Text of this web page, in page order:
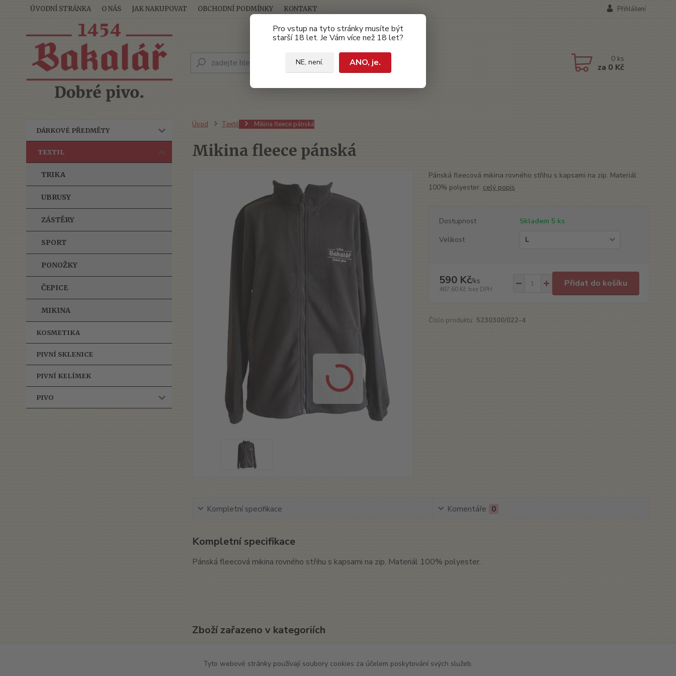
Pro vstup na tyto stránky musíte být
starší 18 let. Je Vám více než 18 let?
NE, není. ANO, je.
ÚVODNÍ STRÁNKA O NÁS JAK NAKUPOVAT OBCHODNÍ PODMÍNKY KONTAKT Přihlášení
Hledat 0 ks
za 0 Kč
DÁRKOVÉ PŘEDMĚTY
TEXTIL
TRIKA
UBRUSY
ZÁSTĚRY
SPORT
PONOŽKY
ČEPICE
MIKINA
KOSMETIKA
PIVNÍ SKLENICE
PIVNÍ KELÍMEK
PIVO
Úvod Textil Mikina fleece pánská
Mikina fleece pánská
Pánská fleecová mikina rovného střihu s kapsami na zip. Materiál
100% polyester. celý popis
Dostupnost
Skladem 5 ks
Velikost
590 Kč/ks
487,60 Kč bez DPH
Přidat do košíku
Číslo produktu: 5230300/022-4
Kompletní specifikace Komentáře 0
Kompletní specifikace
Pánská fleecová mikina rovného střihu s kapsami na zip. Materiál 100% polyester.
Zboží zařazeno v kategoriích
Tyto webové stránky používají soubory cookies za účelem poskytování svých služeb.